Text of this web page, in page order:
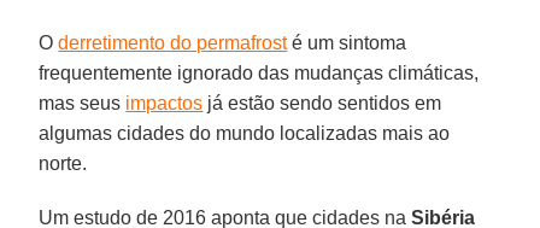
Oderretimento do permafrosté um sintoma
frequentemente ignorado das mudanças climáticas,
mas seus impactos já estão sendo sentidos em
algumas cidades do mundo localizadas mais ao
norte.
Um estudo de 2016 aponta que cidades naSibéria